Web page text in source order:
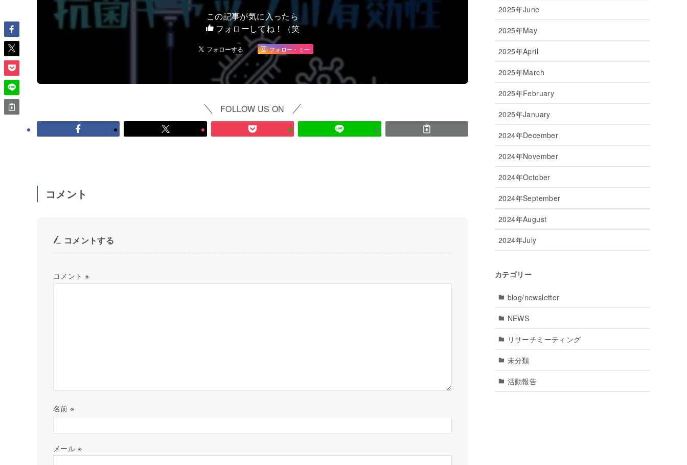
この記事が気に入ったら
フォローしてね！（笑
フォロー・ミー
FOLLOW US ON
コメント
コメントする
コメント ※
名前※
メール ※
2025年June
2025年May
2025年April
2025年March
2025年February
2025年January
2024年December
2024年November
2024年October
2024年September
2024年August
2024年July
カテゴリー
blog/newsletter
NEWS
リサーチミーティング
未分類
活動報告